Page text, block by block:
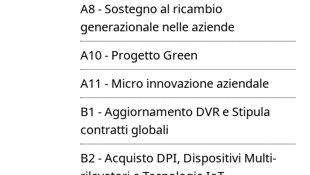
A8 - Sostegno al ricambio
generazionale nelle aziende
A10 - Progetto Green
A11 - Micro innovazione aziendale
B1 - Aggiornamento DVR e Stipula
contratti globali
B2 - Acquisto DPI, Dispositivi Multi-